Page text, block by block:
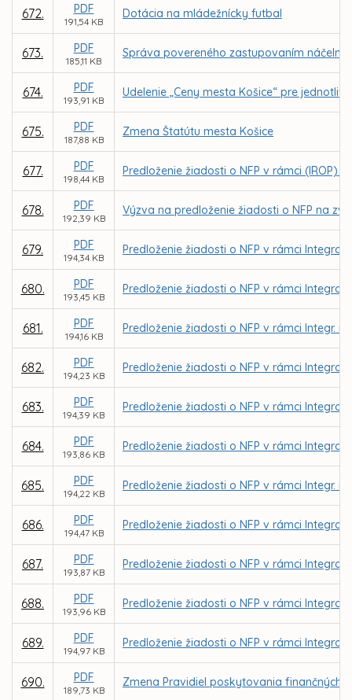
672. PDF
191,54 KB
Dotácia na mládežnícky futbal
673. PDF
185,11 KB
Správa povereného zastupovaním
674. PDF
193,91 KB
Udelenie „Ceny mesta Košice“ pre
675. PDF
187,88 KB
Zmena Štatútu mesta Košice
677. PDF
198,44 KB
Predloženie žiadosti o NFP v rámci (IROP)
678. PDF
192,39 KB
Výzva na predloženie žiadosti o NFP na
679. PDF
194,34 KB
Predloženie žiadosti o NFP v rámci
680. PDF
193,45 KB
Predloženie žiadosti o NFP v rámci
681. PDF
194,16 KB
Predloženie žiadosti o NFP v rámci Integr.
682. PDF
194,23 KB
Predloženie žiadosti o NFP v rámci
683. PDF
194,39 KB
Predloženie žiadosti o NFP v rámci
684. PDF
193,86 KB
Predloženie žiadosti o NFP v rámci
685. PDF
194,22 KB
Predloženie žiadosti o NFP v rámci Integr.
686. PDF
194,47 KB
Predloženie žiadosti o NFP v rámci
687. PDF
193,87 KB
Predloženie žiadosti o NFP v rámci
688. PDF
193,96 KB
Predloženie žiadosti o NFP v rámci
689. PDF
194,97 KB
Predloženie žiadosti o NFP v rámci
690. PDF
189,73 KB
Zmena Pravidiel poskytovania finančných